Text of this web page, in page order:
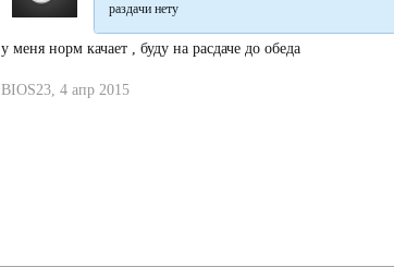
раздачи нету
у меня норм качает , буду на расдаче до обеда
BIOS23, 4 апр 2015